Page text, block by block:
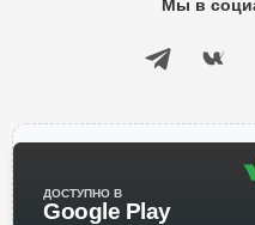
Мы в
ДОСТУПНО В
Google Play